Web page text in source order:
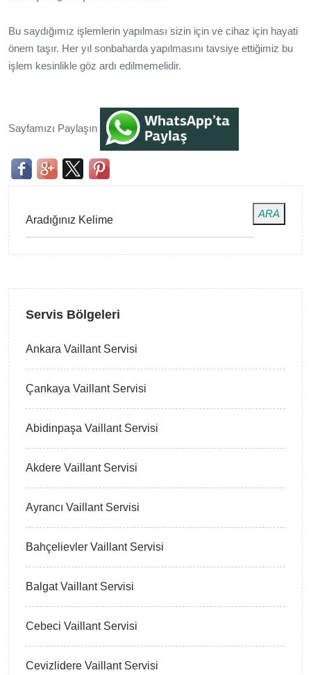
Bu saydığımız işlemlerin yapılması sizin için ve cihaz için hayati
önem taşır. Her yıl sonbaharda yapılmasını tavsiye ettiğimiz bu
işlem kesinlikle göz ardı edilmemelidir.
Sayfamızı Paylaşın
ARA
Servis Bölgeleri
Ankara Vaillant Servisi
Çankaya Vaillant Servisi
Abidinpaşa Vaillant Servisi
Akdere Vaillant Servisi
Ayrancı Vaillant Servisi
Bahçelievler Vaillant Servisi
Balgat Vaillant Servisi
Cebeci Vaillant Servisi
Cevizlidere Vaillant Servisi